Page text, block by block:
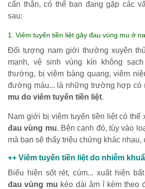
cẩn thận, có thể bạn đang gặp các
sau:
1. Viêm tuyến tiền liệt gây đau vùng mu ở
Đối tượng nam giới thường xuyên
mạnh, vệ sinh vùng kín không
thường, bị viêm bàng quang, viêm
đường máu... là những trường hợp
mu do viêm tuyến tiền liệt.
Nam giới bị viêm tuyến tiền liệt có thể
đau vùng mu. Bên cạnh đó, tùy vào
mà bạn sẽ thấy triệu chứng khác nhau,
++ Viêm tuyến tiền liệt do nhiễm
Biểu hiện sốt rét, cúm... xuất hiện
đau vùng mu kéo dài âm ỉ kèm theo